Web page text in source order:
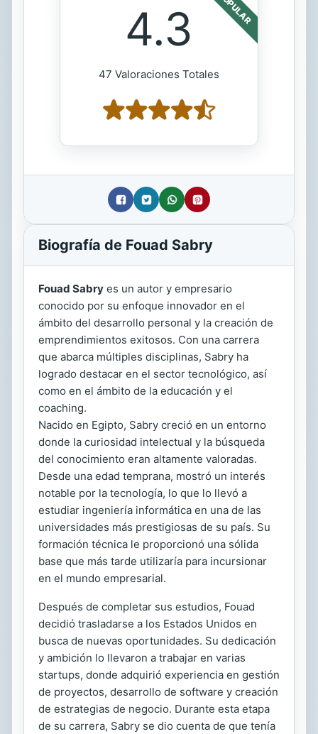
POPULAR
4.3
47 Valoraciones Totales
Biografía de Fouad Sabry
Fouad Sabry es un autor y empresario
conocido por su enfoque innovador en el
ámbito del desarrollo personal y la creación de
emprendimientos exitosos. Con una carrera
que abarca múltiples disciplinas, Sabry ha
logrado destacar en el sector tecnológico, así
como en el ámbito de la educación y el
coaching.
Nacido en Egipto, Sabry creció en un entorno
donde la curiosidad intelectual y la búsqueda
del conocimiento eran altamente valoradas.
Desde una edad temprana, mostró un interés
notable por la tecnología, lo que lo llevó a
estudiar ingeniería informática en una de las
universidades más prestigiosas de su país. Su
formación técnica le proporcionó una sólida
base que más tarde utilizaría para incursionar
en el mundo empresarial.
Después de completar sus estudios, Fouad
decidió trasladarse a los Estados Unidos en
busca de nuevas oportunidades. Su dedicación
y ambición lo llevaron a trabajar en varias
startups, donde adquirió experiencia en gestión
de proyectos, desarrollo de software y creación
de estrategias de negocio. Durante esta etapa
de su carrera, Sabry se dio cuenta de que tenía